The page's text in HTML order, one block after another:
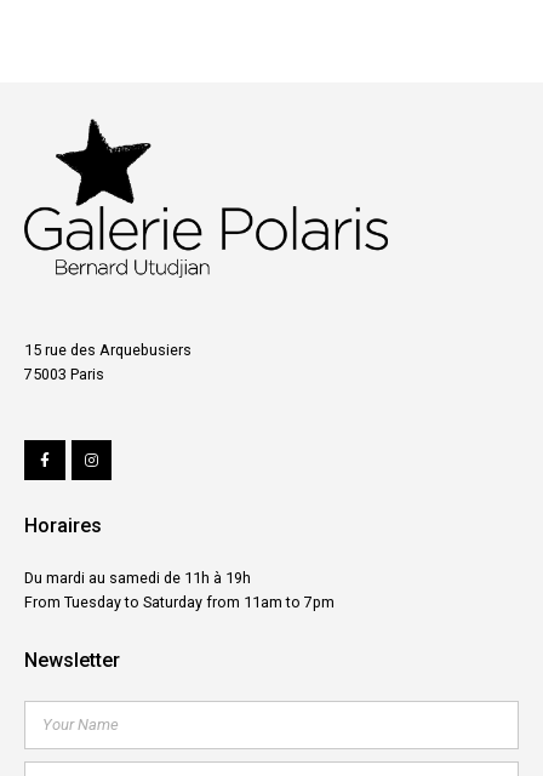
15 rue des Arquebusiers
75003 Paris
Horaires
Du mardi au samedi de 11h à 19h
From Tuesday to Saturday from 11am to 7pm
Newsletter